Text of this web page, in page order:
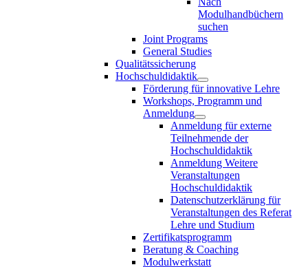
Modulhandbüchern
suchen
Joint Programs
General Studies
Qualitätssicherung
Hochschuldidaktik
Förderung für innovative Lehre
Workshops, Programm und
Anmeldung
Anmeldung für externe
Teilnehmende der
Hochschuldidaktik
Anmeldung Weitere
Veranstaltungen
Hochschuldidaktik
Datenschutzerklärung für
Veranstaltungen des Referat
Lehre und Studium
Zertifikatsprogramm
Beratung & Coaching
Modulwerkstatt